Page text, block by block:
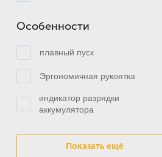
Особенности
плавный пуск
Эргономичная рукоятка
индикатор разрядки
аккумулятора
Показать ещё